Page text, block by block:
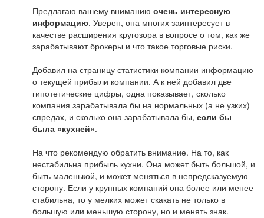
Предлагаю вашему вниманию очень интересную
информацию. Уверен, она многих заинтересует в
качестве расширения кругозора в вопросе о том, как же
зарабатывают брокеры и что такое торговые риски.
Добавил на страницу статистики компании информацию
о текущей прибыли компании. А к ней добавил две
гипотетические цифры, одна показывает, сколько
компания зарабатывала бы на нормальных (а не узких)
спредах, и сколько она зарабатывала бы, если бы
была «кухней».
На что рекомендую обратить внимание. На то, как
нестабильна прибыль кухни. Она может быть большой, и
быть маленькой, и может меняться в непредсказуемую
сторону. Если у крупных компаний она более или менее
стабильна, то у мелких может скакать не только в
большую или меньшую сторону, но и менять знак.